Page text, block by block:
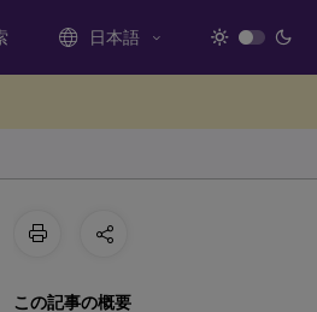
日本語
この記事の概要